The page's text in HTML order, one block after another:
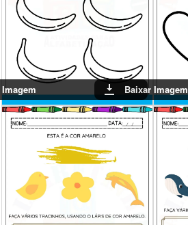
Baixar Imagem